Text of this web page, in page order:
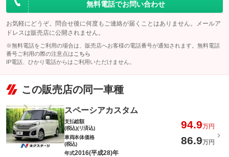
無料電話でお問い合わせ
お気軽にどうぞ。問合せ後に何度もご連絡が届くことはありません。メールア
ドレスは販売店に公開されません。
※無料電話をご利用の場合は、販売店へお客様の電話番号が通知されます。無料電話
番号ご利用の際の注意点は こちら
IP電話、ひかり電話からはご利用いただけません。
この販売店の同一車種
スペーシアカスタム
支払総額
(税込)(リ済込)
94.9万円
車両本体価格
(税込)
86.9万円
年式2016(平成28)年